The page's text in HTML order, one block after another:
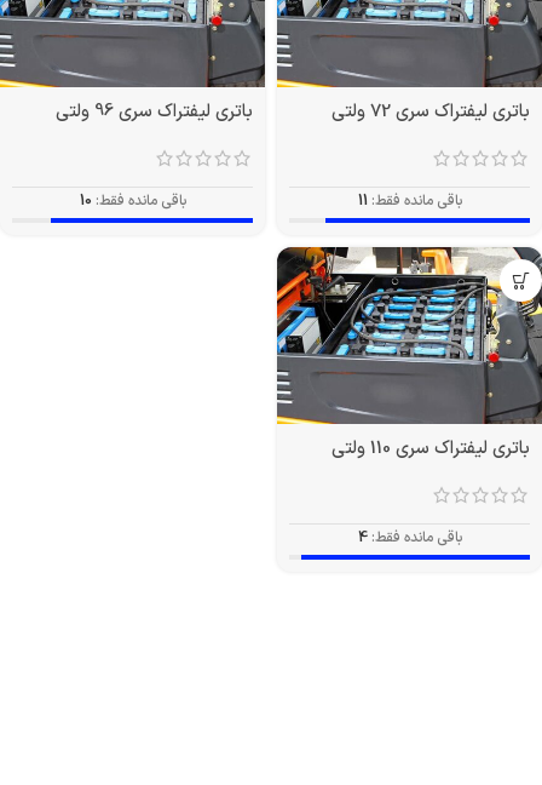
باتری لیفتراک سری 72 ولتی
باقی مانده فقط: 11
باتری لیفتراک سری 96 ولتی
باقی مانده فقط: 10
باتری لیفتراک سری 110 ولتی
باقی مانده فقط: 4